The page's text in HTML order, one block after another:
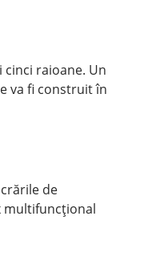
cinci raioane. Un
va fi construit în
de
multifuncțional